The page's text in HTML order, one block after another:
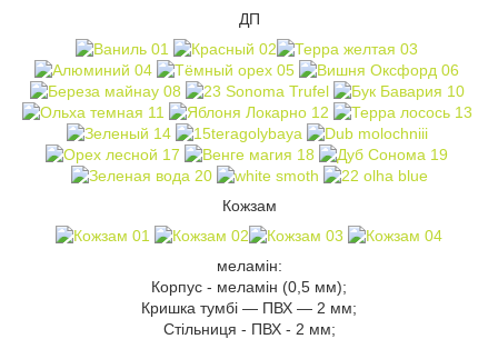
ДП
Кожзам
меламін:
Корпус - меламін (0,5 мм);
Кришка тумбі — ПВХ — 2 мм;
Стільниця - ПВХ - 2 мм;